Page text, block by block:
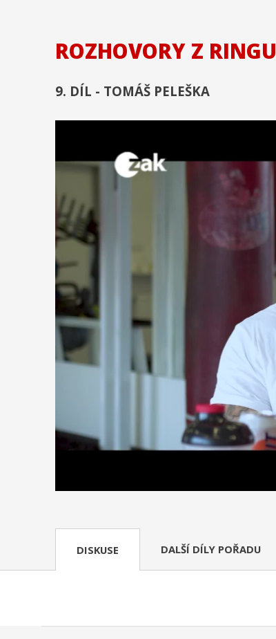
ROZHOVORY Z RINGU
9. DÍL - TOMÁŠ PELEŠKA
DISKUSE DALŠÍ DÍLY POŘADU